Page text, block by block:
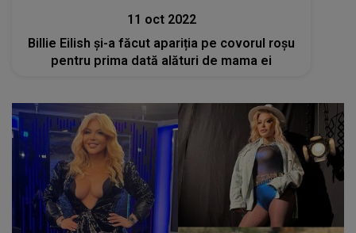
11 oct 2022
Billie Eilish și-a făcut apariția pe covorul roșu
pentru prima dată alături de mama ei